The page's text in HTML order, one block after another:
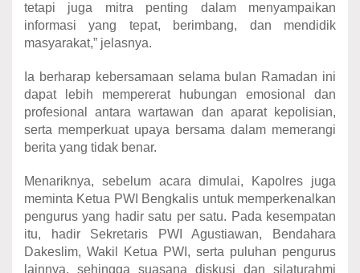
tetapi juga mitra penting dalam menyampaikan
informasi yang tepat, berimbang, dan mendidik
masyarakat,” jelasnya.
Ia berharap kebersamaan selama bulan Ramadan ini
dapat lebih mempererat hubungan emosional dan
profesional antara wartawan dan aparat kepolisian,
serta memperkuat upaya bersama dalam memerangi
berita yang tidak benar.
Menariknya, sebelum acara dimulai, Kapolres juga
meminta Ketua PWI Bengkalis untuk memperkenalkan
pengurus yang hadir satu per satu. Pada kesempatan
itu, hadir Sekretaris PWI Agustiawan, Bendahara
Dakeslim, Wakil Ketua PWI, serta puluhan pengurus
lainnya, sehingga suasana diskusi dan silaturahmi